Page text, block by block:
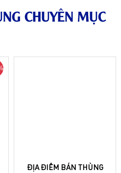
CHUYÊN MỤC
ĐỊA ĐIỂM BÁN THÙNG